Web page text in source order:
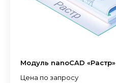
Модуль nanoCAD «Растр»
Цена по запросу